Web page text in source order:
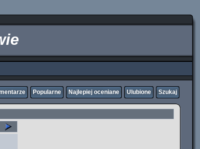
Popularne Najlepiej oceniane Ulubione Szukaj